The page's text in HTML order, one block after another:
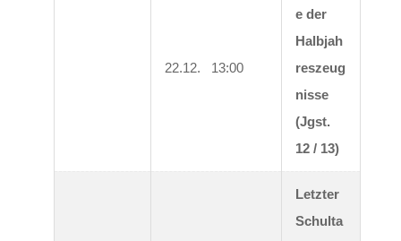
22.12.   13:00
e der
Halbjah
reszeug
nisse
(Jgst.
12 / 13)
Letzter
Schulta